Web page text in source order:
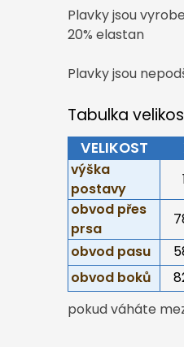
Plavky jsou
20% elastan
Plavky jsou
Tabulka
VELIKOST
výška
postavy
obvod přes
prsa
obvod pasu
obvod boků
pokud váháte